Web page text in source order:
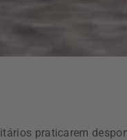
praticarem